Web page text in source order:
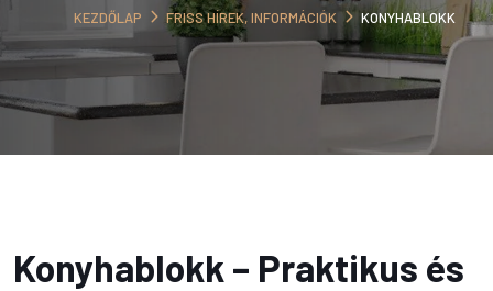
KEZDŐLAP FRISS HÍREK, INFORMÁCIÓK KONYHABLOKK
Konyhablokk – Praktikus és